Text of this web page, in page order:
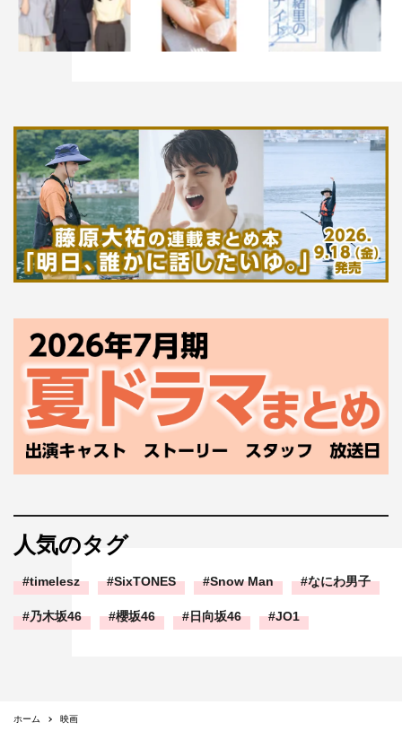
人気のタグ
timelesz SixTONES Snow Man なにわ男子
乃木坂46 櫻坂46 日向坂46 JO1
ホーム
映画